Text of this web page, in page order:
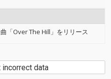
「Over The Hill」をリリース
incorrect data